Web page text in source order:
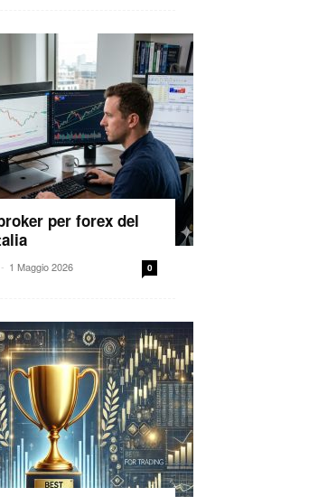
per forex del
- 1 Maggio 2026 0